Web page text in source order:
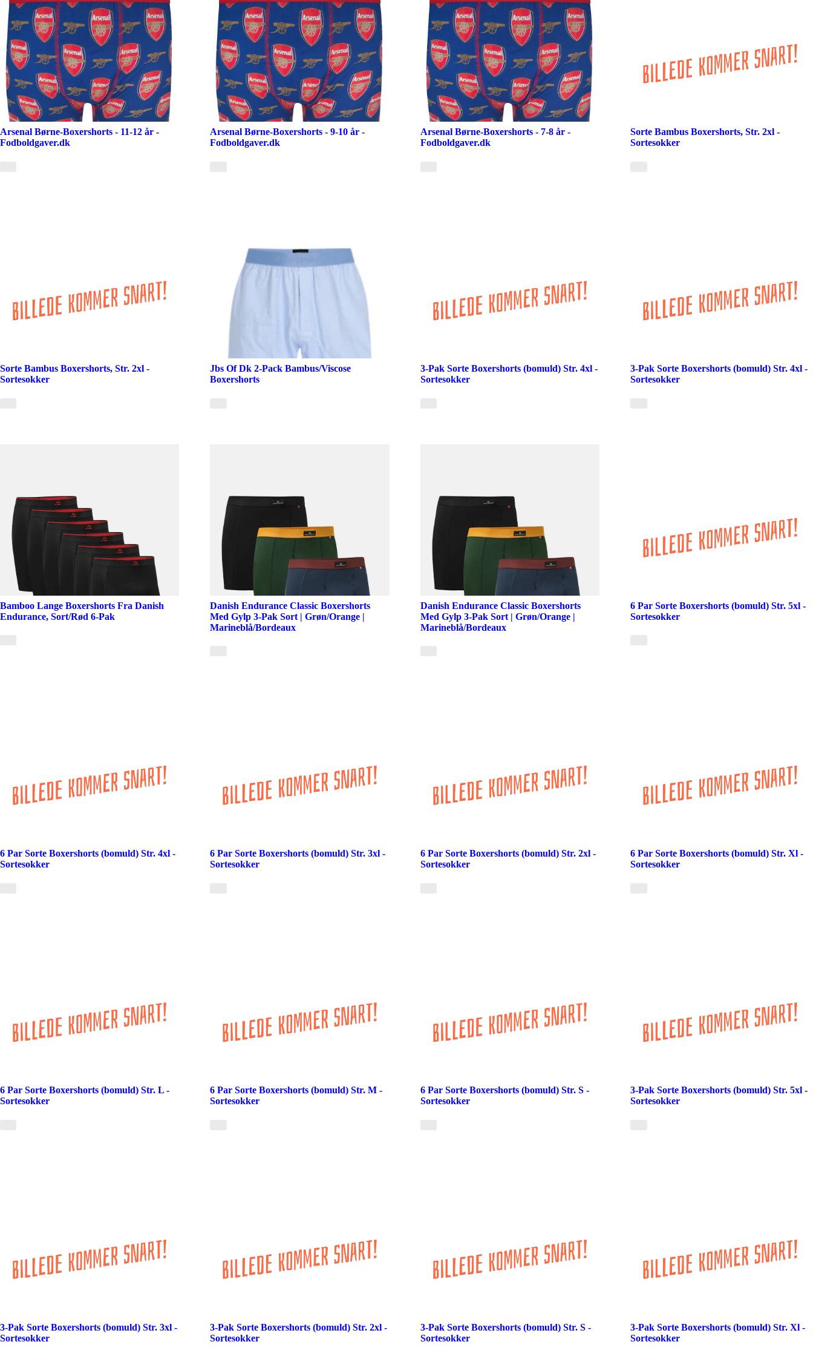
Arsenal Børne-Boxershorts - 11-12 år -
Fodboldgaver.dk
Arsenal Børne-Boxershorts - 9-10 år -
Fodboldgaver.dk
Arsenal Børne-Boxershorts - 7-8 år -
Fodboldgaver.dk
Sorte Bambus Boxershorts, Str. 2xl -
Sortesokker
Sorte Bambus Boxershorts, Str. 2xl -
Sortesokker
Jbs Of Dk 2-Pack Bambus/Viscose
Boxershorts
3-Pak Sorte Boxershorts (bomuld) Str. 4xl -
Sortesokker
3-Pak Sorte Boxershorts (bomuld) Str. 4xl -
Sortesokker
Bamboo Lange Boxershorts Fra Danish
Endurance, Sort/Rød 6-Pak
Danish Endurance Classic Boxershorts
Med Gylp 3-Pak Sort | Grøn/Orange |
Marineblå/Bordeaux
Danish Endurance Classic Boxershorts
Med Gylp 3-Pak Sort | Grøn/Orange |
Marineblå/Bordeaux
6 Par Sorte Boxershorts (bomuld) Str. 5xl -
Sortesokker
6 Par Sorte Boxershorts (bomuld) Str. 4xl -
Sortesokker
6 Par Sorte Boxershorts (bomuld) Str. 3xl -
Sortesokker
6 Par Sorte Boxershorts (bomuld) Str. 2xl -
Sortesokker
6 Par Sorte Boxershorts (bomuld) Str. Xl -
Sortesokker
6 Par Sorte Boxershorts (bomuld) Str. L -
Sortesokker
6 Par Sorte Boxershorts (bomuld) Str. M -
Sortesokker
6 Par Sorte Boxershorts (bomuld) Str. S -
Sortesokker
3-Pak Sorte Boxershorts (bomuld) Str. 5xl -
Sortesokker
3-Pak Sorte Boxershorts (bomuld) Str. 3xl -
Sortesokker
3-Pak Sorte Boxershorts (bomuld) Str. 2xl -
Sortesokker
3-Pak Sorte Boxershorts (bomuld) Str. S -
Sortesokker
3-Pak Sorte Boxershorts (bomuld) Str. Xl -
Sortesokker